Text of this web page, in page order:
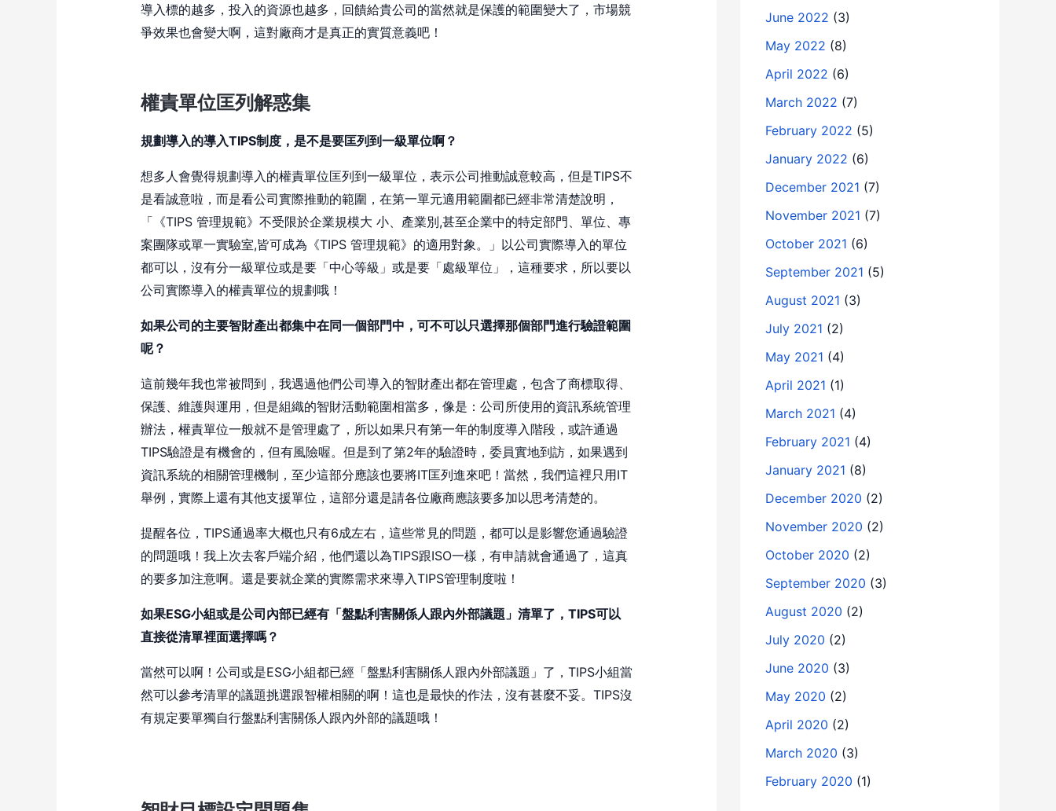
導入標的越多，投入的資源也越多，回饋給貴公司的當然就是保護的範圍變大了，市場競
爭效果也會變大啊，這對廠商才是真正的實質意義吧！
權責單位匡列解惑集
規劃導入的導入TIPS制度，是不是要匡列到一級單位啊？
想多人會覺得規劃導入的權責單位匡列到一級單位，表示公司推動誠意較高，但是TIPS不
是看誠意啦，而是看公司實際推動的範圍，在第一單元適用範圍都已經非常清楚說明，
「《TIPS 管理規範》不受限於企業規模大 小、產業別,甚至企業中的特定部門、單位、專
案團隊或單一實驗室,皆可成為《TIPS 管理規範》的適用對象。」以公司實際導入的單位
都可以，沒有分一級單位或是要「中心等級」或是要「處級單位」，這種要求，所以要以
公司實際導入的權責單位的規劃哦！
如果公司的主要智財產出都集中在同一個部門中，可不可以只選擇那個部門進行驗證範圍
呢？
這前幾年我也常被問到，我遇過他們公司導入的智財產出都在管理處，包含了商標取得、
保護、維護與運用，但是組織的智財活動範圍相當多，像是：公司所使用的資訊系統管理
辦法，權責單位一般就不是管理處了，所以如果只有第一年的制度導入階段，或許通過
TIPS驗證是有機會的，但有風險喔。但是到了第2年的驗證時，委員實地到訪，如果遇到
資訊系統的相關管理機制，至少這部分應該也要將IT匡列進來吧！當然，我們這裡只用IT
舉例，實際上還有其他支援單位，這部分還是請各位廠商應該要多加以思考清楚的。
提醒各位，TIPS通過率大概也只有6成左右，這些常見的問題，都可以是影響您通過驗證
的問題哦！我上次去客戶端介紹，他們還以為TIPS跟ISO一樣，有申請就會通過了，這真
的要多加注意啊。還是要就企業的實際需求來導入TIPS管理制度啦！
如果ESG小組或是公司內部已經有「盤點利害關係人跟內外部議題」清單了，TIPS可以
直接從清單裡面選擇嗎？
當然可以啊！公司或是ESG小組都已經「盤點利害關係人跟內外部議題」了，TIPS小組當
然可以參考清單的議題挑選跟智權相關的啊！這也是最快的作法，沒有甚麼不妥。TIPS沒
有規定要單獨自行盤點利害關係人跟內外部的議題哦！
June 2022 (3)
May 2022 (8)
April 2022 (6)
March 2022 (7)
February 2022 (5)
January 2022 (6)
December 2021 (7)
November 2021 (7)
October 2021 (6)
September 2021 (5)
August 2021 (3)
July 2021 (2)
May 2021 (4)
April 2021 (1)
March 2021 (4)
February 2021 (4)
January 2021 (8)
December 2020 (2)
November 2020 (2)
October 2020 (2)
September 2020 (3)
August 2020 (2)
July 2020 (2)
June 2020 (3)
May 2020 (2)
April 2020 (2)
March 2020 (3)
February 2020 (1)